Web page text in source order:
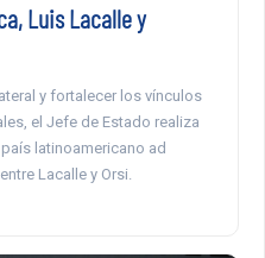
Luis Lacalle y
y fortalecer los vínculos
el Jefe de Estado realiza
latinoamericano ad
Lacalle y Orsi.